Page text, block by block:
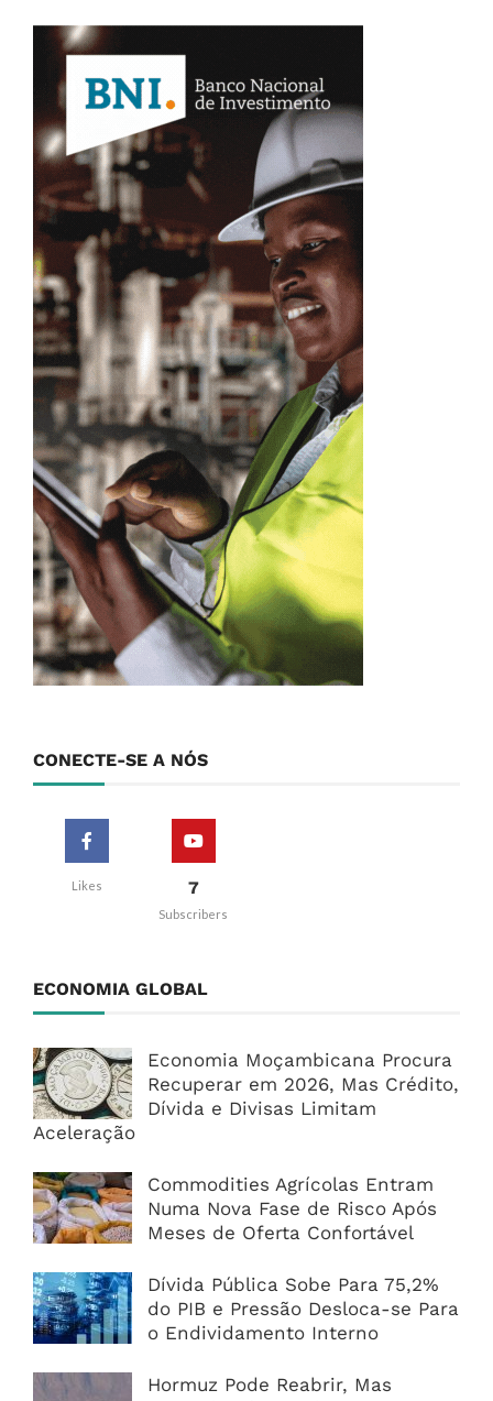
CONECTE-SE A NÓS
Likes 7
Subscribers
ECONOMIA GLOBAL
Economia Moçambicana Procura
Recuperar em 2026, Mas Crédito,
Dívida e Divisas Limitam
Aceleração
Commodities Agrícolas Entram
Numa Nova Fase de Risco Após
Meses de Oferta Confortável
Dívida Pública Sobe Para 75,2%
do PIB e Pressão Desloca-se Para
o Endividamento Interno
Hormuz Pode Reabrir, Mas